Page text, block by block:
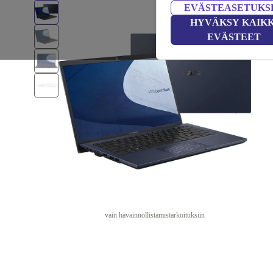
HYVÄKSY
EVÄSTEET
vain havainnollistamistarkoituksiin